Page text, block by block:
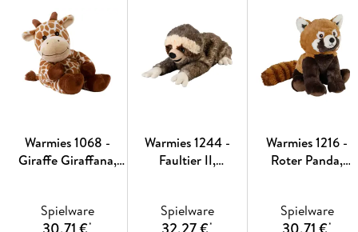
und Verbrennungen oder Feuer verursachen kann.
- Falls die Leistung nicht auf dem Mikrowellengerät
angegeben ist,
entnehmen Sie die korrekte Leistung der
Bedienungsanleitung des Geräts.
- Produkt in regelmäßigen Abständen auf Beschädigungen
aufbewahren.
Warmies 1068 -
Giraffe Giraffana,
Spielware
*
Warmies 1244 -
Faultier II,
Spielware
*
Warmies 1216 -
Roter Panda,
Spielware
*